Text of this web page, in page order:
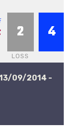
2
LOSS
4
13/09/2014 -